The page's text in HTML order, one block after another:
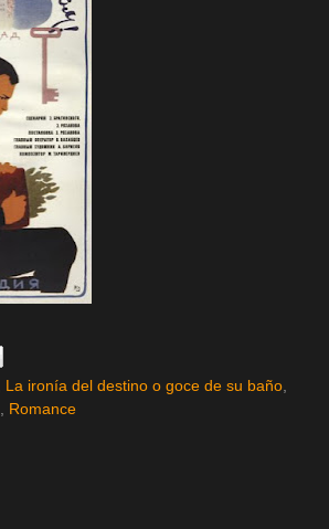
La ironía del destino o goce de su baño,
, Romance